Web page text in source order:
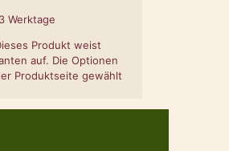
Werktage
Produkt weist
auf. Die Optionen
Produktseite gewählt